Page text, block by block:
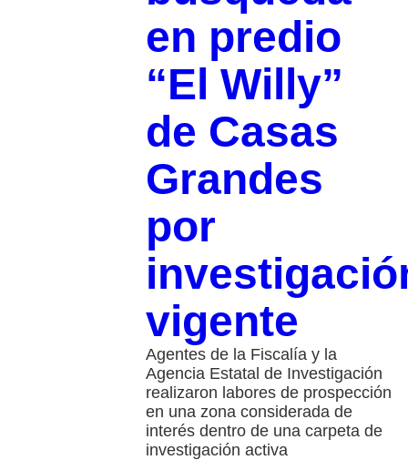
en predio
“El Willy”
de Casas
Grandes
por
vigente
Agentes de la Fiscalía y la
Agencia Estatal de Investigación
realizaron labores de prospección
en una zona considerada de
interés dentro de una carpeta de
investigación activa